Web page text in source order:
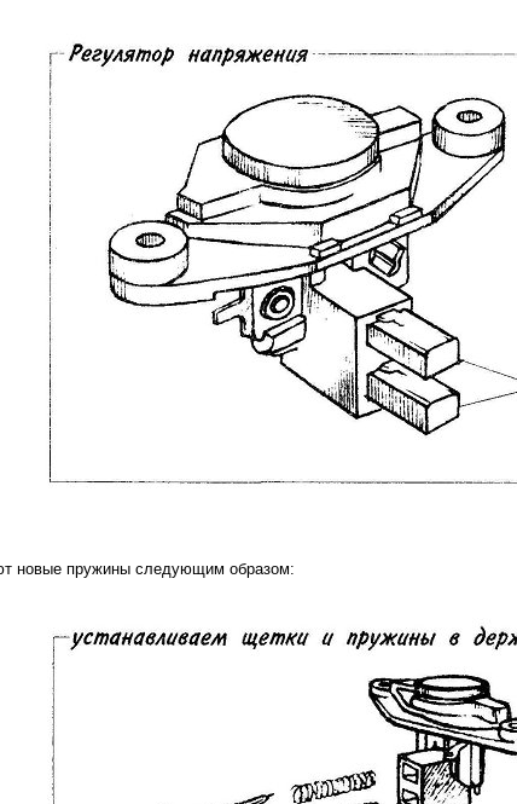
новые пружины следующим образом: